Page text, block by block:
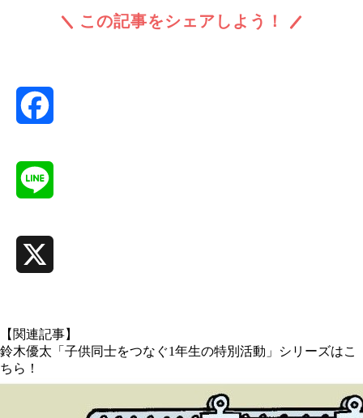
この記事をシェアしよう！
【関連記事】
鈴木優太「子供同士をつなぐ1年生の特別活動」シリーズはこ
ちら！